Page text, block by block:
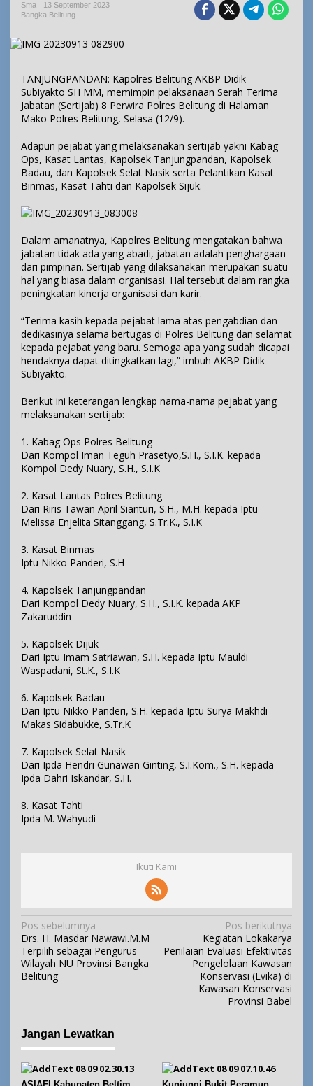
Sma
13 September 2023
Bangka Belitung
TANJUNGPANDAN: Kapolres Belitung AKBP Didik
Subiyakto SH MM, memimpin pelaksanaan Serah Terima
Jabatan (Sertijab) 8 Perwira Polres Belitung di Halaman
Mako Polres Belitung, Selasa (12/9).
Adapun pejabat yang melaksanakan sertijab yakni Kabag
Ops, Kasat Lantas, Kapolsek Tanjungpandan, Kapolsek
Badau, dan Kapolsek Selat Nasik serta Pelantikan Kasat
Binmas, Kasat Tahti dan Kapolsek Sijuk.
Dalam amanatnya, Kapolres Belitung mengatakan bahwa
jabatan tidak ada yang abadi, jabatan adalah penghargaan
dari pimpinan. Sertijab yang dilaksanakan merupakan suatu
hal yang biasa dalam organisasi. Hal tersebut dalam rangka
peningkatan kinerja organisasi dan karir.
“Terima kasih kepada pejabat lama atas pengabdian dan
dedikasinya selama bertugas di Polres Belitung dan selamat
kepada pejabat yang baru. Semoga apa yang sudah dicapai
hendaknya dapat ditingkatkan lagi,” imbuh AKBP Didik
Subiyakto.
Berikut ini keterangan lengkap nama-nama pejabat yang
melaksanakan sertijab:
1. Kabag Ops Polres Belitung
Dari Kompol Iman Teguh Prasetyo,S.H., S.I.K. kepada
Kompol Dedy Nuary, S.H., S.I.K
2. Kasat Lantas Polres Belitung
Dari Riris Tawan April Sianturi, S.H., M.H. kepada Iptu
Melissa Enjelita Sitanggang, S.Tr.K., S.I.K
3. Kasat Binmas
Iptu Nikko Panderi, S.H
4. Kapolsek Tanjungpandan
Dari Kompol Dedy Nuary, S.H., S.I.K. kepada AKP
Zakaruddin
5. Kapolsek Dijuk
Dari Iptu Imam Satriawan, S.H. kepada Iptu Mauldi
Waspadani, St.K., S.I.K
6. Kapolsek Badau
Dari Iptu Nikko Panderi, S.H. kepada Iptu Surya Makhdi
Makas Sidabukke, S.Tr.K
7. Kapolsek Selat Nasik
Dari Ipda Hendri Gunawan Ginting, S.I.Kom., S.H. kepada
Ipda Dahri Iskandar, S.H.
8. Kasat Tahti
Ipda M. Wahyudi
Ikuti Kami
N
a
v
i
s
i
p
o
Pos sebelumnya
Drs. H. Masdar Nawawi.M.M
Terpilih sebagai Pengurus
Wilayah NU Provinsi Bangka
Belitung
Pos berikutnya
Kegiatan Lokakarya
Penilaian Evaluasi Efektivitas
Pengelolaan Kawasan
Konservasi (Evika) di
Kawasan Konservasi
Provinsi Babel
Jangan Lewatkan